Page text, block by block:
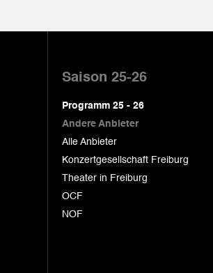
Saison 25-26
Programm 25 - 26
Andere Anbieter
Alle Anbieter
Konzertgesellschaft Freiburg
Theater in Freiburg
OCF
NOF